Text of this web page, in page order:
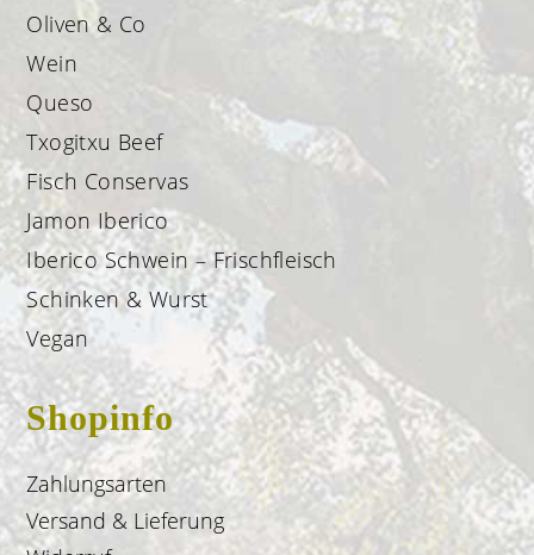
Oliven & Co
Wein
Queso
Txogitxu Beef
Fisch Conservas
Jamon Iberico
Iberico Schwein – Frischfleisch
Schinken & Wurst
Vegan
Shopinfo
Zahlungsarten
Versand & Lieferung